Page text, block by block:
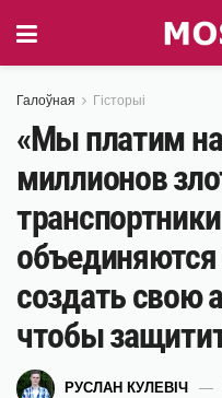
Галоўная Гісторыі
«Мы платим
миллионов
создать свою
чтобы
РУСЛАН КУЛЕВІЧ